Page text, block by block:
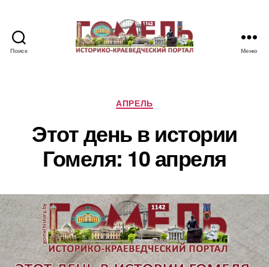
Поиск
даты
Гомеля
Меню
Рубрики
АПРЕЛЬ
Этот день в истории
Гомеля: 10 апреля